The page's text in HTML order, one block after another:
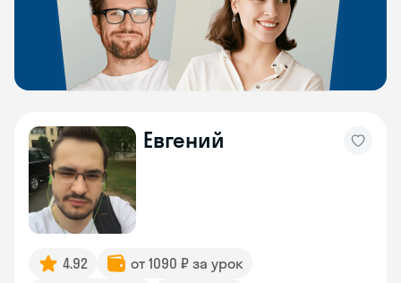
Евгений
4.92
от 1090 ₽ за урок